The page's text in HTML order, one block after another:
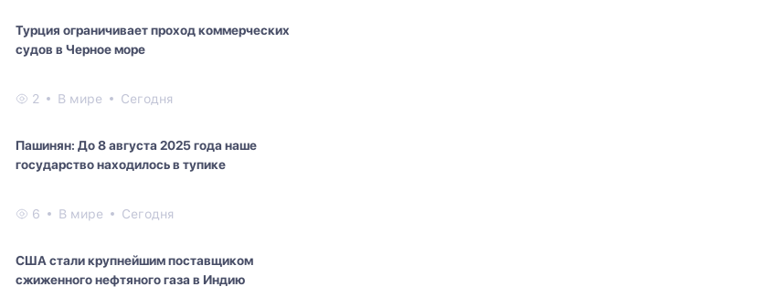
Турция ограничивает проход коммерческих
судов в Черное море
2 В мире Сегодня
Пашинян: До 8 августа 2025 года наше
государство находилось в тупике
6 В мире Сегодня
США стали крупнейшим поставщиком
сжиженного нефтяного газа в Индию